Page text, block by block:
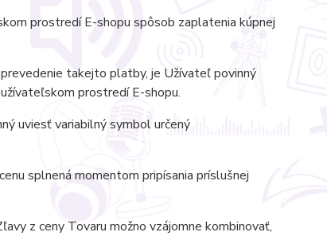
prostredí E-shopu spôsob zaplatenia kúpnej
takejto platby, je Užívateľ povinný
prostredí E-shopu.
uviesť variabilný symbol určený
splnená momentom pripísania príslušnej
z ceny Tovaru možno vzájomne kombinovať,